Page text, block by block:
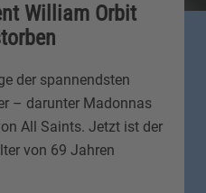
William Orbit
der spannendsten
– darunter Madonnas
All Saints. Jetzt ist der
von 69 Jahren